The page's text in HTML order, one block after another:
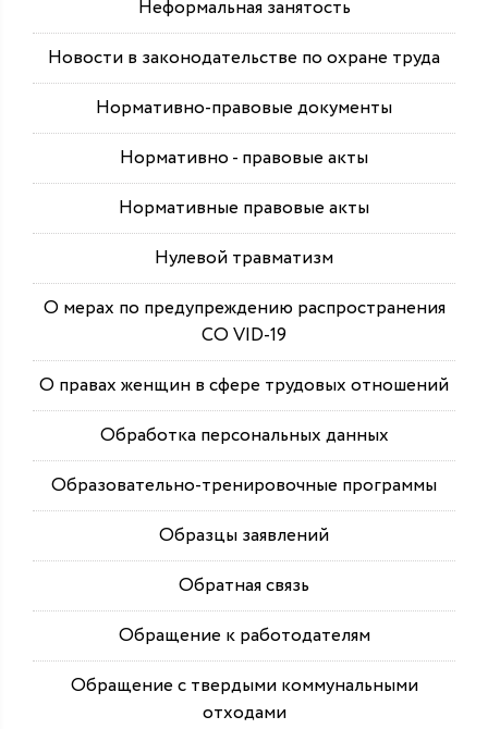
Неформальная занятость
Новости в законодательстве по охране труда
Нормативно-правовые документы
Нормативно - правовые акты
Нормативные правовые акты
Нулевой травматизм
О мерах по предупреждению распространения
СО VID-19
О правах женщин в сфере трудовых отношений
Обработка персональных данных
Образовательно-тренировочные программы
Образцы заявлений
Обратная связь
Обращение к работодателям
Обращение с твердыми коммунальными
отходами